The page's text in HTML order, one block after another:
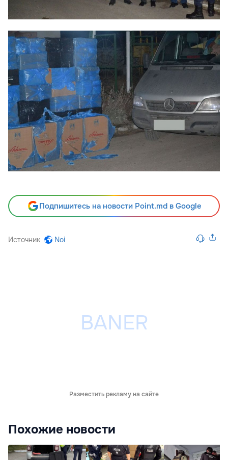
Подпишитесь на новости Point.md в Google
Источник Noi
Разместить рекламу на сайте
Похожие новости